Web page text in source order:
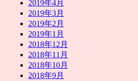
2019年4月
2019年3月
2019年2月
2019年1月
2018年12月
2018年11月
2018年10月
2018年9月